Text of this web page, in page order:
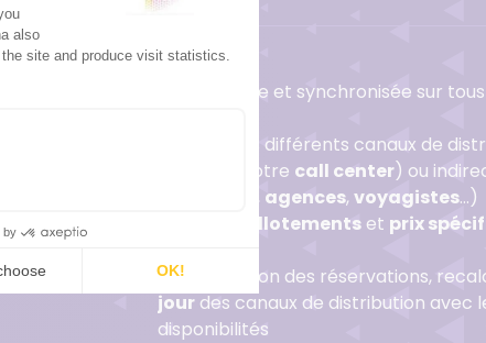
Distribution pilotée et synchronisée sur
Gestion des différents canaux de
, votre call center) ou
agences, voyagistes…)
allotements et prix
Centralisation des réservations,
jour des canaux de distribution avec
disponibilités